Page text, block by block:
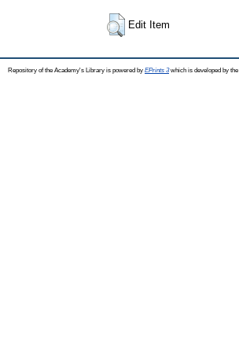
Edit Item
Repository of the Academy's Library is powered by EPrints 3which is developed by the